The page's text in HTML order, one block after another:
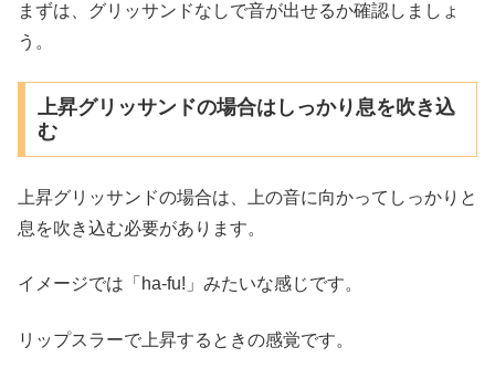
まずは、グリッサンドなしで音が出せるか確認しましょ
う。
上昇グリッサンドの場合はしっかり息を吹き込
む
上昇グリッサンドの場合は、上の音に向かってしっかりと
息を吹き込む必要があります。
イメージでは「ha-fu!」みたいな感じです。
リップスラーで上昇するときの感覚です。